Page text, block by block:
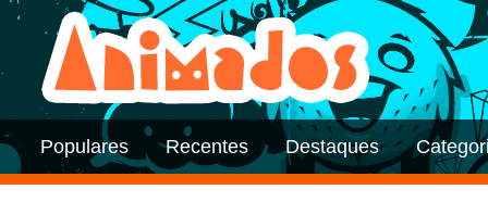
Populares Recentes Destaques